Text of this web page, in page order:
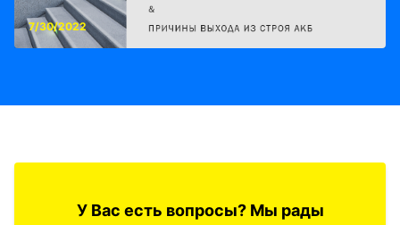
7/30/2022
У Вас есть вопросы? Мы рады